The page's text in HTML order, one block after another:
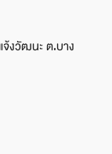
งวัฒนะ ต.บาง